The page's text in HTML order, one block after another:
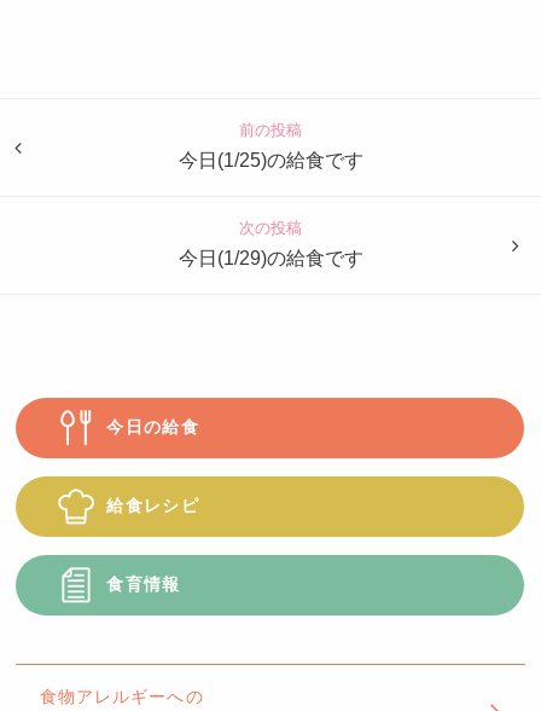
も
前の投稿
今日(1/25)の給食です
次の投稿
今日(1/29)の給食です
今日の給食
給食レシピ
食育情報
食物アレルギーへの